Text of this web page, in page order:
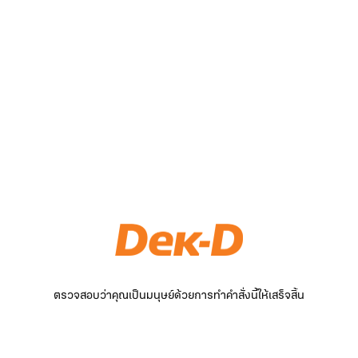
ตรวจสอบว่าคุณเป็นมนุษย์ด้วยการทำคำสั่งนี้ให้เสร็จสิ้น